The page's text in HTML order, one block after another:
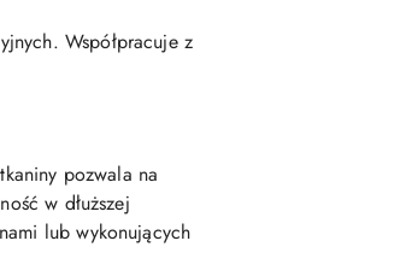
Współpracuje z
pozwala na
w dłuższej
lub wykonujących